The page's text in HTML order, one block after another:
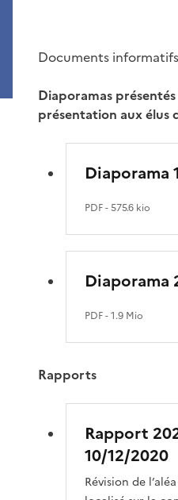
Documents informatifs
Diaporamas
présentation aux élus
Diaporama 1
PDF- 575.6 kio
Diaporama
PDF- 1.9 Mio
Rapports
Rapport
10/12/2020
Révision de